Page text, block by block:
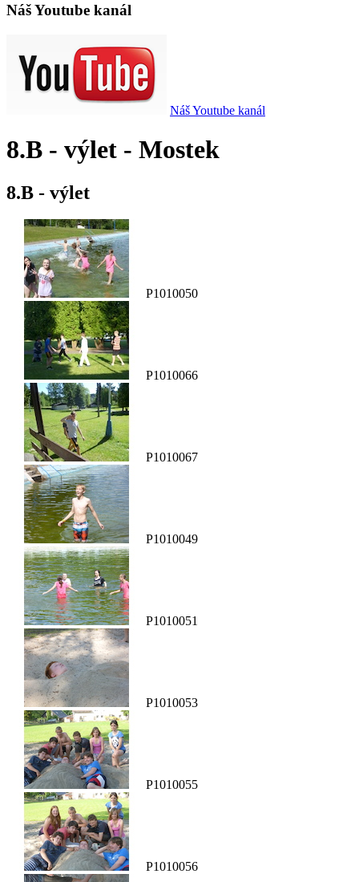
Náš Youtube kanál
Náš Youtube kanál
8.B - výlet - Mostek
8.B - výlet
P1010050
P1010066
P1010067
P1010049
P1010051
P1010053
P1010055
P1010056